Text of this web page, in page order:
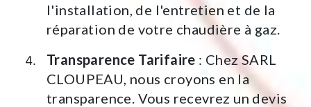
l'installation, de l'entretien et de la
réparation de votre chaudière à gaz.
Transparence Tarifaire : Chez SARL
CLOUPEAU, nous croyons en la
transparence. Vous recevrez un devis